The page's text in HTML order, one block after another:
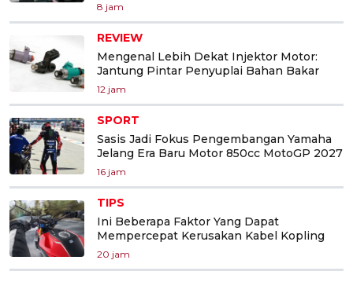
8 jam
REVIEW
Mengenal Lebih Dekat Injektor Motor:
Jantung Pintar Penyuplai Bahan Bakar
12 jam
SPORT
Sasis Jadi Fokus Pengembangan Yamaha
Jelang Era Baru Motor 850cc MotoGP 2027
16 jam
TIPS
Ini Beberapa Faktor Yang Dapat
Mempercepat Kerusakan Kabel Kopling
20 jam